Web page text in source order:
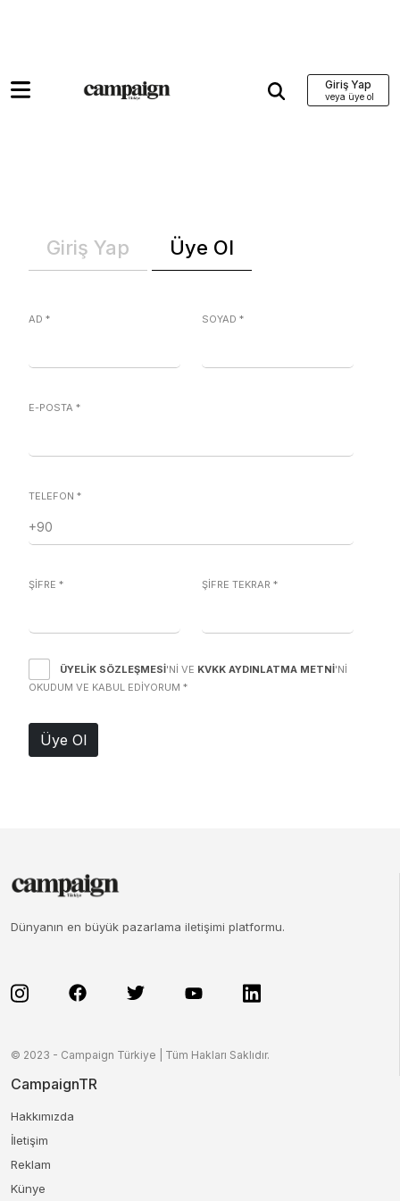
Giriş Yap
Giriş Yap Üye Ol
AD * SOYAD *
E-POSTA *
TELEFON *
ŞİFRE * ŞİFRE TEKRAR *
ÜYELIK SÖZLEŞMESI'NI VE KVKK AYDINLATMA METNI'NI
OKUDUM VE KABUL EDIYORUM *
Üye Ol
Dünyanın en büyük pazarlama iletişimi platformu.
© 2023 - Campaign Türkiye | Tüm Hakları Saklıdır.
CampaignTR
Hakkımızda
İletişim
Reklam
Künye